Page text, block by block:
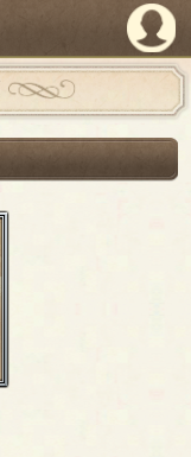
PandoraPartyProject